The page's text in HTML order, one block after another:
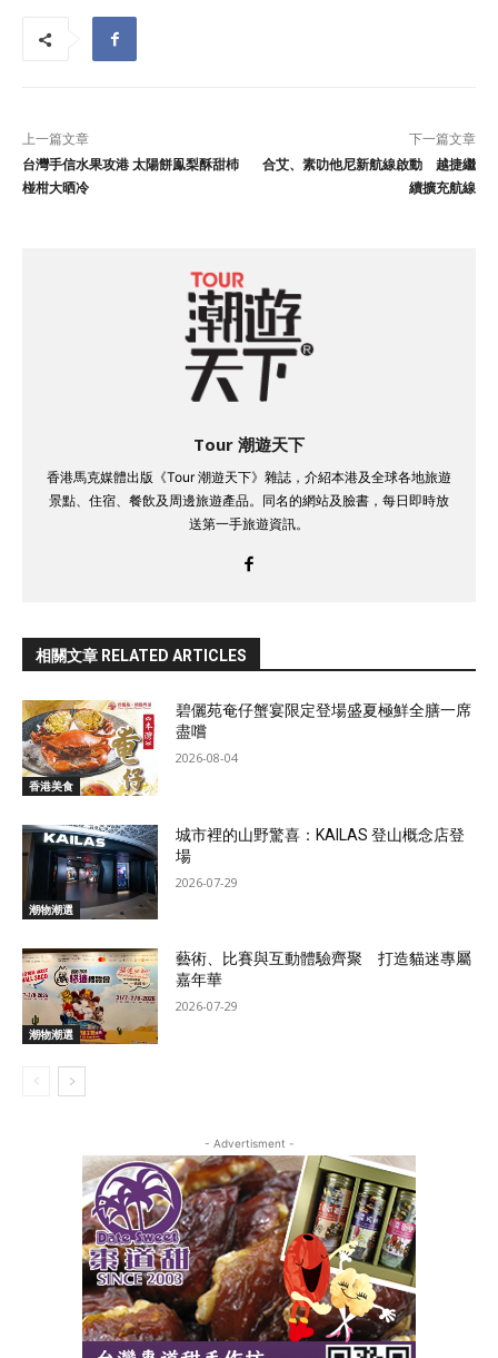
上一篇文章
台灣手信水果攻港 太陽餅鳯梨酥甜杮
椪柑大晒冷
下一篇文章
合艾、素叻他尼新航線啟動 越捷繼
續擴充航線
Tour 潮遊天下
香港馬克媒體出版《Tour 潮遊天下》雜誌，介紹本港及全球各地旅遊
景點、住宿、餐飲及周邊旅遊產品。同名的網站及臉書，每日即時放
送第一手旅遊資訊。
相關文章 RELATED ARTICLES
香港美食
碧儷苑奄仔蟹宴限定登場盛夏極鮮全膳一席
盡嚐
2026-08-04
潮物潮選
城市裡的山野驚喜：KAILAS 登山概念店登
場
2026-07-29
潮物潮選
藝術、比賽與互動體驗齊聚 打造貓迷專屬
嘉年華
2026-07-29
- Advertisment -